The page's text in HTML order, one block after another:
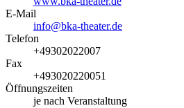
E-Mail
info@bka-theater.de
Telefon
+49302022007
Fax
+493020220051
Öffnungszeiten
je nach Veranstaltung